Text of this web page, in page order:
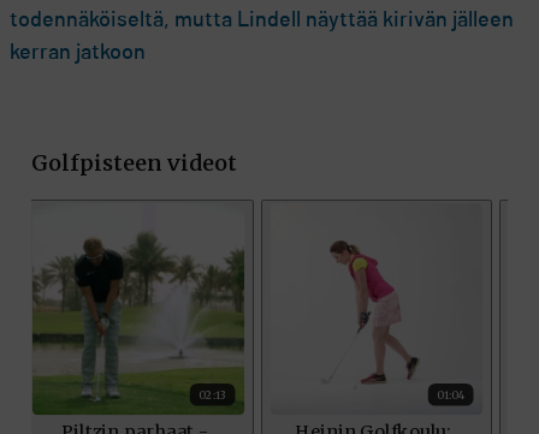
todennäköiseltä, mutta Lindell näyttää kirivän jälleen
kerran jatkoon